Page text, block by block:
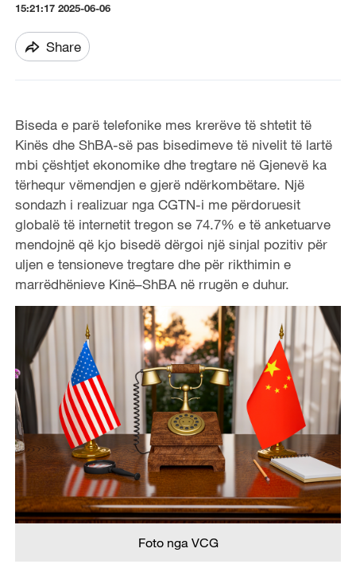
15:21:17 2025-06-06
Share
Biseda e parë telefonike mes krerëve të shtetit të
Kinës dhe ShBA-së pas bisedimeve të nivelit të lartë
mbi çështjet ekonomike dhe tregtare në Gjenevë ka
tërhequr vëmendjen e gjerë ndërkombëtare. Një
sondazh i realizuar nga CGTN-i me përdoruesit
globalë të internetit tregon se 74.7% e të anketuarve
mendojnë që kjo bisedë dërgoi një sinjal pozitiv për
uljen e tensioneve tregtare dhe për rikthimin e
marrëdhënieve Kinë–ShBA në rrugën e duhur.
Foto nga VCG